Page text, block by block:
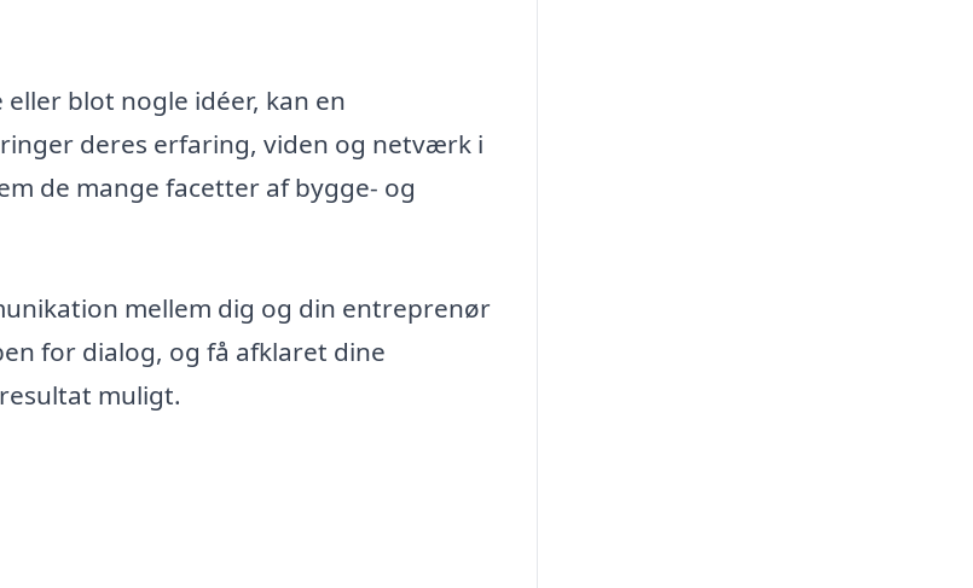
blot nogle idéer, kan en
deres erfaring, viden og netværk i
de mange facetter af bygge- og
mellem dig og din entreprenør
for dialog, og få afklaret dine
muligt.